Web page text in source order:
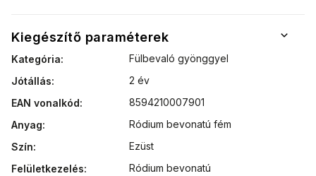
Kiegészítő paraméterek
Kategória:
Fülbevaló gyönggyel
Jótállás:
2 év
EAN vonalkód:
8594210007901
Anyag:
Ródium bevonatú fém
Szín:
Ezüst
Felületkezelés:
Ródium bevonatú